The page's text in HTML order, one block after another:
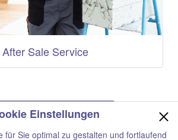
After Sale Service
Informationen anfordern
Einstellungen
für Sie optimal zu gestalten und fortlaufend